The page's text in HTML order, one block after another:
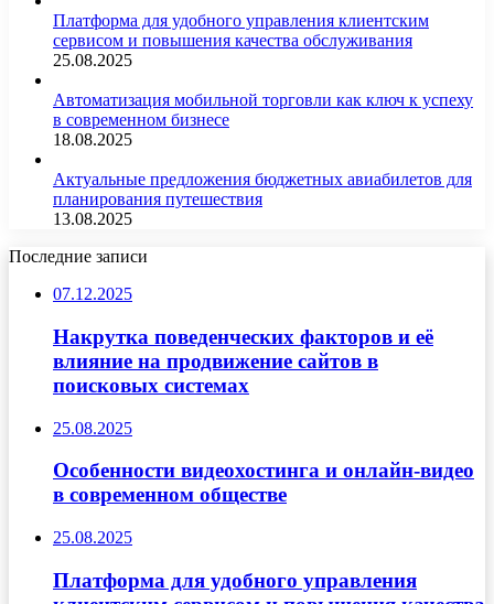
Платформа для удобного управления клиентским
сервисом и повышения качества обслуживания
25.08.2025
Автоматизация мобильной торговли как ключ к успеху
в современном бизнесе
18.08.2025
Актуальные предложения бюджетных авиабилетов для
планирования путешествия
13.08.2025
Последние записи
07.12.2025
Накрутка поведенческих факторов и её
влияние на продвижение сайтов в
поисковых системах
25.08.2025
Особенности видеохостинга и онлайн-видео
в современном обществе
25.08.2025
Платформа для удобного управления